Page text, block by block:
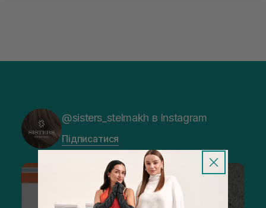
@sisters_stelmakh в Instagram
Підписатися